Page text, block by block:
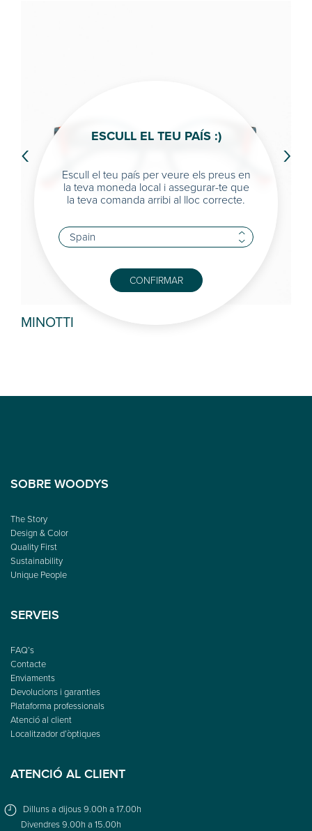
MINOTTI
‹ ›
SOBRE WOODYS
The Story
Design & Color
Quality First
Sustainability
Unique People
SERVEIS
FAQ’s
Contacte
Enviaments
Devolucions i garanties
Plataforma professionals
Atenció al client
Localitzador d’òptiques
ATENCIÓ AL CLIENT
Dilluns a dijous 9.00h a 17.00h
Divendres 9.00h a 15.00h
ESCULL EL TEU PAÍS :)
Escull el teu país per veure els preus en
la teva moneda local i assegurar-te que
la teva comanda arribi al lloc correcte.
CONFIRMAR